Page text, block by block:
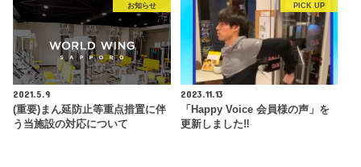
お知らせ
2021.5.9
(重要)まん延防止等重点措置に伴
う当施設の対応について
PICK UP
2023.11.13
「Happy Voice 会員様の声」を
更新しました‼︎